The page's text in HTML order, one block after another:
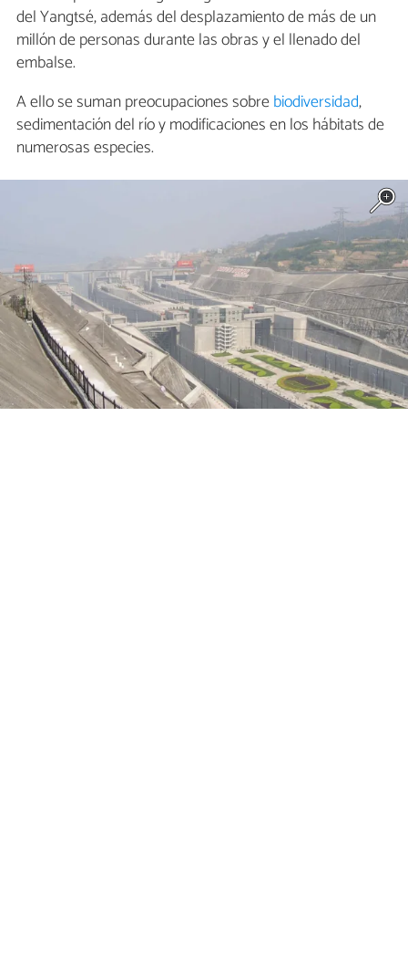
del Yangtsé, además del desplazamiento de más de un
millón de personas durante las obras y el llenado del
embalse.
A ello se suman preocupaciones sobrebiodiversidad,
sedimentación del río y modificaciones en los hábitats de
numerosas especies.